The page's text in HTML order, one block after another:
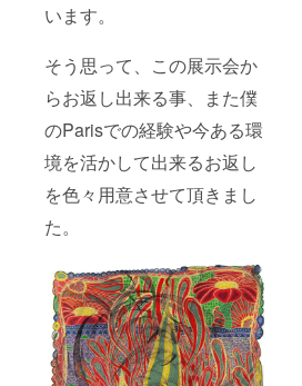
います。
そう思って、この展示会か
らお返し出来る事、また僕
のParisでの経験や今ある環
境を活かして出来るお返し
を色々用意させて頂きまし
た。